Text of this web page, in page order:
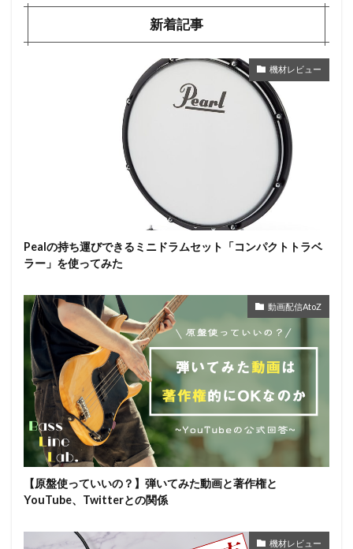
新着記事
機材レビュー
Pealの持ち運びできるミニドラムセット「コンパクトトラベ
ラー」を使ってみた
動画配信AtoZ
【原盤使っていいの？】弾いてみた動画と著作権と
YouTube、Twitterとの関係
機材レビュー